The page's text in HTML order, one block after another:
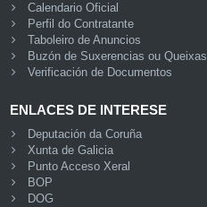
Calendario Oficial
Perfil do Contratante
Taboleiro de Anuncios
Buzón de Suxerencias ou Queixas
Verificación de Documentos
ENLACES DE INTERESE
Deputación da Coruña
Xunta de Galicia
Punto Acceso Xeral
BOP
DOG